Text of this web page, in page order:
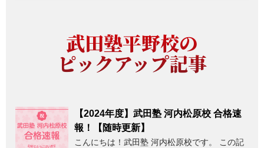
武田塾平野校の
ピックアップ記事
【2024年度】武田塾 河内松原校 合格速
報！【随時更新】
こんにちは！武田塾 河内松原校です。 この記